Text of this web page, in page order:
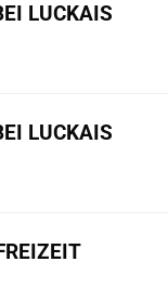
LUCKAIS
LUCKAIS